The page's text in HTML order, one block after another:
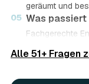
geräumt und
05 Was
Fachgerechte
Nachweis.
Alle 51+ Fragen